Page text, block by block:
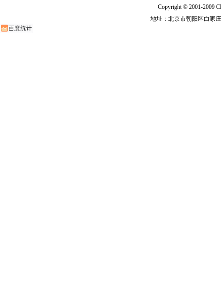
Copyright © 2001-2009
地址：北京市朝阳区白家